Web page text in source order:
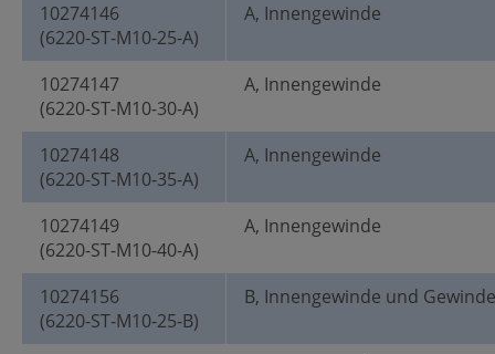
10274146
(6220-ST-M10-25-A)
A, Innengewinde
10274147
(6220-ST-M10-30-A)
A, Innengewinde
10274148
(6220-ST-M10-35-A)
A, Innengewinde
10274149
(6220-ST-M10-40-A)
A, Innengewinde
10274156
(6220-ST-M10-25-B)
B, Innengewinde und